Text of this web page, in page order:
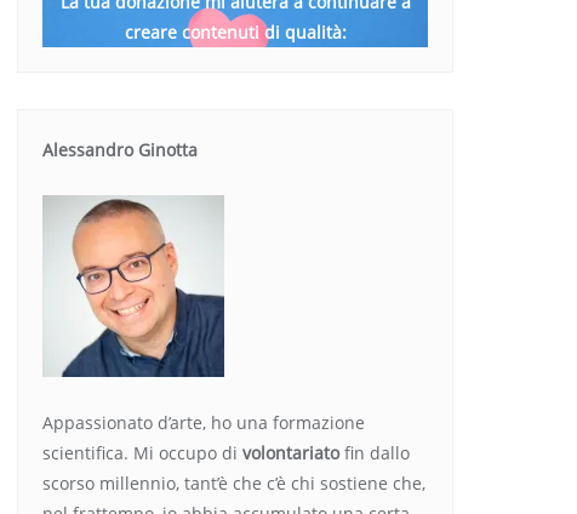
creare contenuti di qualità:
Alessandro Ginotta
Appassionato d’arte, ho una formazione
scientifica. Mi occupo di volontariatofin dallo
scorso millennio, tant’è che c’è chi sostiene che,